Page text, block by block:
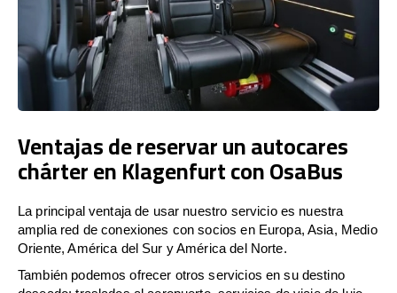
Ventajas de reservar un autocares
chárter en Klagenfurt con OsaBus
La principal ventaja de usar nuestro servicio es nuestra
amplia red de conexiones con socios en Europa, Asia, Medio
Oriente, América del Sur y América del Norte.
También podemos ofrecer otros servicios en su destino